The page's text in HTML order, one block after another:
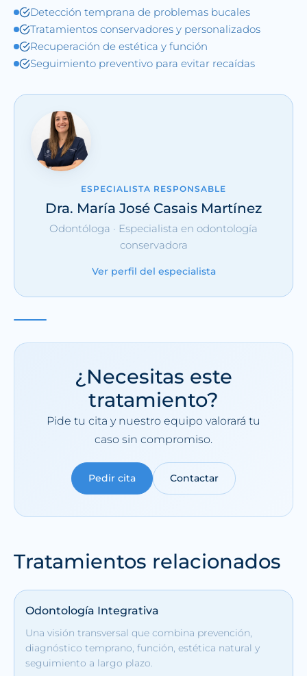
Detección temprana de problemas bucales
Tratamientos conservadores y personalizados
Recuperación de estética y función
Seguimiento preventivo para evitar recaídas
ESPECIALISTA RESPONSABLE
Dra. María José Casais Martínez
Odontóloga · Especialista en odontología
conservadora
Ver perfil del especialista
¿Necesitas este
tratamiento?
Pide tu cita y nuestro equipo valorará tu
caso sin compromiso.
Pedir cita Contactar
Tratamientos relacionados
Odontología Integrativa
Una visión transversal que combina prevención,
diagnóstico temprano, función, estética natural y
seguimiento a largo plazo.